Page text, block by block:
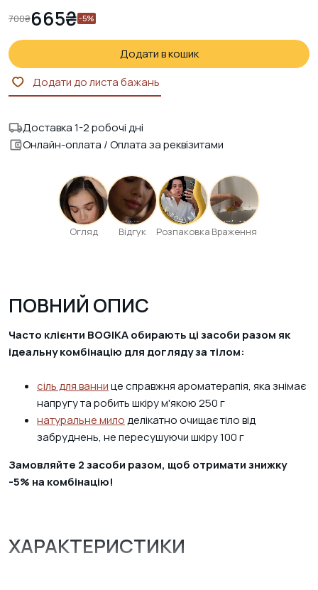
700₴665₴ -5%
Додати в кошик
Додати до листа бажань
Доставка 1-2 робочі дні
Онлайн-оплата / Оплата за реквізитами
Огляд Відгук Розпаковка Враження
ПОВНИЙ ОПИС
Часто клієнти BOGIKA обирають ці засоби разом як
ідеальну комбінацію для догляду за тілом:
сіль для ваннице справжня ароматерапія, яка знімає
напругу та робить шкіру м'якою 250 г
натуральне милоделікатно очищає тіло від
забруднень, не пересушуючи шкіру 100 г
Замовляйте 2 засоби разом, щоб отримати знижку
-5% на комбінацію!
ХАРАКТЕРИСТИКИ